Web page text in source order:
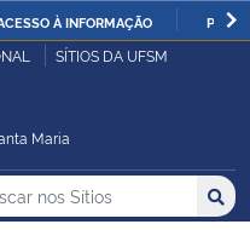
À INFORMAÇÃO
SÍTIOS DA UFSM
Maria
no nos Sítios